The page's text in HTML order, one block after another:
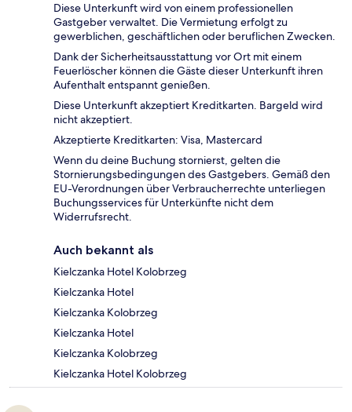
Diese Unterkunft wird von einem professionellen
Gastgeber verwaltet. Die Vermietung erfolgt zu
gewerblichen, geschäftlichen oder beruflichen Zwecken.
Dank der Sicherheitsausstattung vor Ort mit einem
Feuerlöscher können die Gäste dieser Unterkunft ihren
Aufenthalt entspannt genießen.
Diese Unterkunft akzeptiert Kreditkarten. Bargeld wird
nicht akzeptiert.
Akzeptierte Kreditkarten: Visa, Mastercard
Wenn du deine Buchung stornierst, gelten die
Stornierungsbedingungen des Gastgebers. Gemäß den
EU-Verordnungen über Verbraucherrechte unterliegen
Buchungsservices für Unterkünfte nicht dem
Widerrufsrecht.
Auch bekannt als
Kielczanka Hotel Kolobrzeg
Kielczanka Hotel
Kielczanka Kolobrzeg
Kielczanka Hotel
Kielczanka Kolobrzeg
Kielczanka Hotel Kolobrzeg